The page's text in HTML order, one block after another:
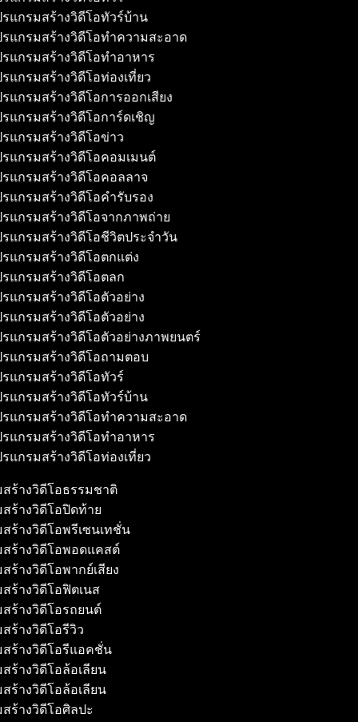
แกรมสร้างวิดีโอทัวร์บ้าน
แกรมสร้างวิดีโอทำความสะอาด
แกรมสร้างวิดีโอทำอาหาร
แกรมสร้างวิดีโอท่องเที่ยว
แกรมสร้างวิดีโอการออกเสียง
แกรมสร้างวิดีโอการ์ดเชิญ
แกรมสร้างวิดีโอข่าว
แกรมสร้างวิดีโอคอมเมนต์
แกรมสร้างวิดีโอคอลลาจ
แกรมสร้างวิดีโอคำรับรอง
แกรมสร้างวิดีโอจากภาพถ่าย
แกรมสร้างวิดีโอชีวิตประจำวัน
แกรมสร้างวิดีโอตกแต่ง
แกรมสร้างวิดีโอตลก
แกรมสร้างวิดีโอตัวอย่าง
แกรมสร้างวิดีโอตัวอย่าง
แกรมสร้างวิดีโอตัวอย่างภาพยนตร์
แกรมสร้างวิดีโอถามตอบ
แกรมสร้างวิดีโอทัวร์
แกรมสร้างวิดีโอทัวร์บ้าน
แกรมสร้างวิดีโอทำความสะอาด
แกรมสร้างวิดีโอทำอาหาร
แกรมสร้างวิดีโอท่องเที่ยว
สร้างวิดีโอธรรมชาติ
สร้างวิดีโอปิดท้าย
สร้างวิดีโอพรีเซนเทชั่น
สร้างวิดีโอพอดแคสต์
สร้างวิดีโอพากย์เสียง
สร้างวิดีโอฟิตเนส
สร้างวิดีโอรถยนต์
สร้างวิดีโอรีวิว
สร้างวิดีโอรีแอคชั่น
สร้างวิดีโอล้อเลียน
สร้างวิดีโอล้อเลียน
สร้างวิดีโอศิลปะ